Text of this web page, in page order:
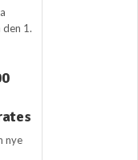
1.
nye